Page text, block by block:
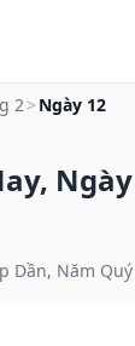
2> Ngày 12
Dần, Năm